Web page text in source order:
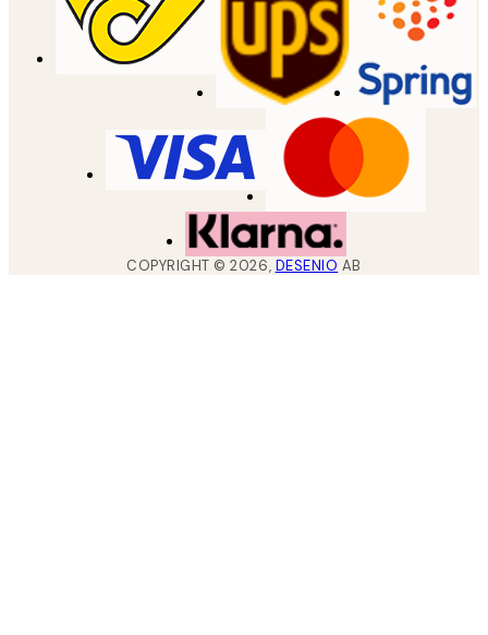
COPYRIGHT ©2026, DESENIO AB